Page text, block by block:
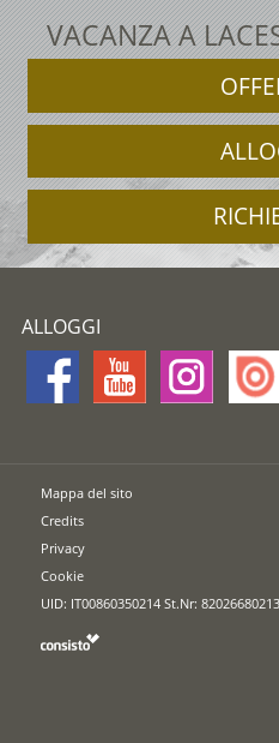
VACANZA A
ALLOGGI
Mappa del sito
Credits
Privacy
Cookie
UID: IT00860350214 St.Nr: 82026680213